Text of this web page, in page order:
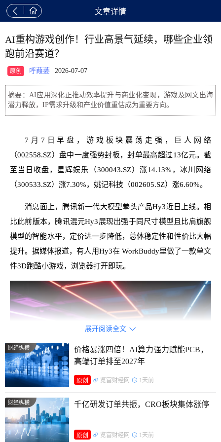
  文章详情
AI重构游戏创作！行业高景气延续，哪些企业领
跑前沿赛道？
原创 呼葭蒌 2026-07-07
摘要：AI应用深化正推动效率提升与商业化变现，游戏及网文出海
潜力释放，IP需求升级和产业价值重估成为重要方向。
7月7日早盘，游戏板块震荡走强，巨人网络
（002558.SZ）盘中一度强势封板，封单最高超过13亿元。截
至当日收盘，星辉娱乐（300043.SZ）涨14.13%，冰川网络
（300533.SZ）涨7.30%，姚记科技（002605.SZ）涨6.60%。
消息面上，腾讯新一代大模型拳头产品Hy3近日上线。相
比此前版本，腾讯混元Hy3展现出强于同尺寸模型且比肩旗舰
模型的智能水平，定价进一步降低，总体稳定性和性价比大幅
提升。据媒体报道，有人用Hy3在 WorkBuddy里做了一款单文
件3D跑酷小游戏，浏览器打开即玩。
AI赋能游戏创作
展开阅读全文 
财经纵横
价格暴涨四倍！AI算力强力赋能PCB，
高端订单排至2027年
原创 览富财经网 1天前
财经纵横 千亿研发订单共振，CRO板块集体涨停
原创 览富财经网 1天前